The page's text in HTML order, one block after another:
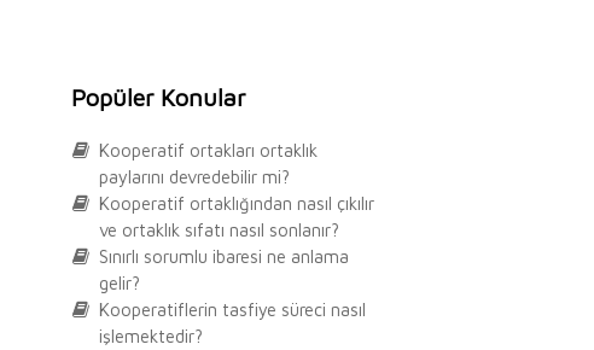
Popüler Konular
Kooperatif ortakları ortaklık
paylarını devredebilir mi?
Kooperatif ortaklığından nasıl çıkılır
ve ortaklık sıfatı nasıl sonlanır?
Sınırlı sorumlu ibaresi ne anlama
gelir?
Kooperatiflerin tasfiye süreci nasıl
işlemektedir?